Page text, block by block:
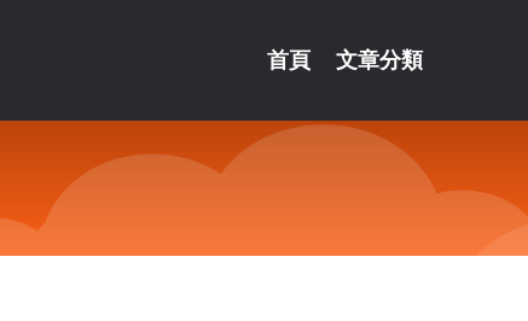
首頁 文章分類